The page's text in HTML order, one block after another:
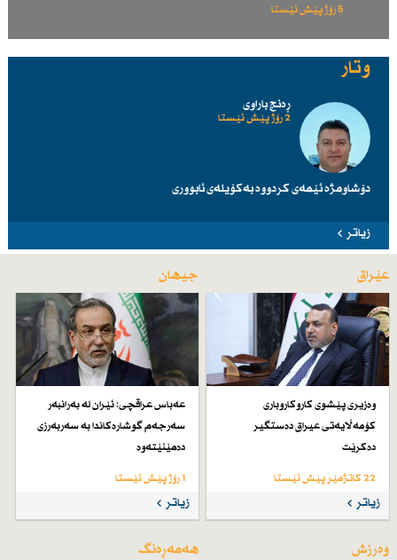
5 رۆژ پێش ئێستا
وتار
ڕەنج باراوی
2 رۆژ پێش ئێستا
دۆشاومژە ئێمەی کردووە بەکۆیلەی ئابووری
زیاتر
عێراق
وەزیری پێشوی كاروكاروباری
كۆمەڵایەتی عیراق دەستگیر
دەكرێت
22 کاتژمێر پێش ئێستا
زیاتر
جیهان
عەباس عراقچی: ئێران لە بەرانبەر
سەرجەم گوشارەكاندا بە سەربەرزی
دەمێنێتەوە
1 رۆژ پێش ئێستا
زیاتر
وەرزش هەمەڕەنگ